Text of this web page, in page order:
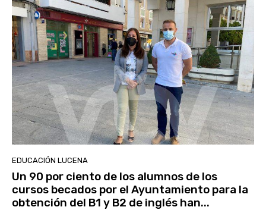
EDUCACIÓN LUCENA
Un 90 por ciento de los alumnos de los
cursos becados por el Ayuntamiento para la
obtención del B1 y B2 de inglés han...